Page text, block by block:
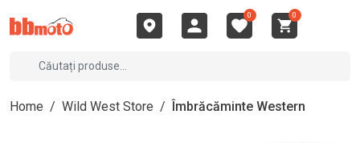
0 0
Home / Wild West Store / Îmbrăcăminte Western